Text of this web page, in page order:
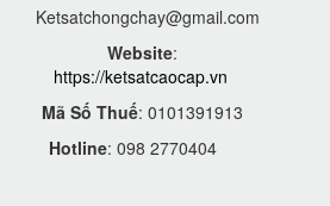
Ketsatchongchay@gmail.com
Website:
https://ketsatcaocap.vn
Mã Số Thuế: 0101391913
Hotline: 098 2770404